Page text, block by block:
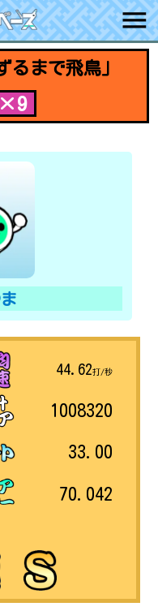
るまで飛鳥」
44.62打/秒
1008320
33.00
70.042